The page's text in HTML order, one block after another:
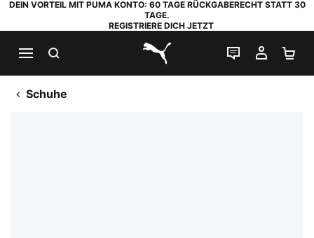
DEIN VORTEIL MIT PUMA KONTO: 60 TAGE RÜCKGABERECHT STATT 30
TAGE.
REGISTRIERE DICH JETZT
PUMA.com
LIVE-CHAT
MEIN
Schuhe